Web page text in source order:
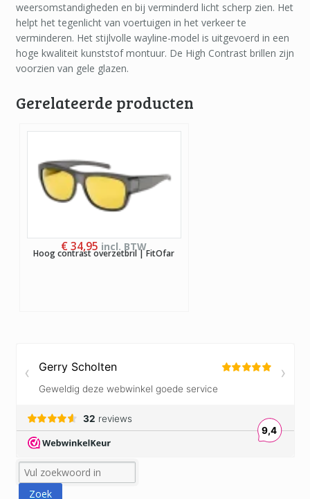
weersomstandigheden en bij verminderd licht scherp zien. Het
helpt het tegenlicht van voertuigen in het verkeer te
verminderen. Het stijlvolle wayline-model is uitgevoerd in een
hoge kwaliteit kunststof montuur. De High Contrast brillen zijn
voorzien van gele glazen.
Gerelateerde producten
Hoog contrast overzetbril | FitOfar
€34,95 incl. BTW